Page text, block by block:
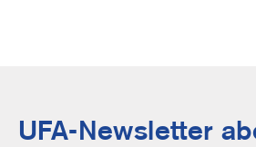
UFA-Newsletter